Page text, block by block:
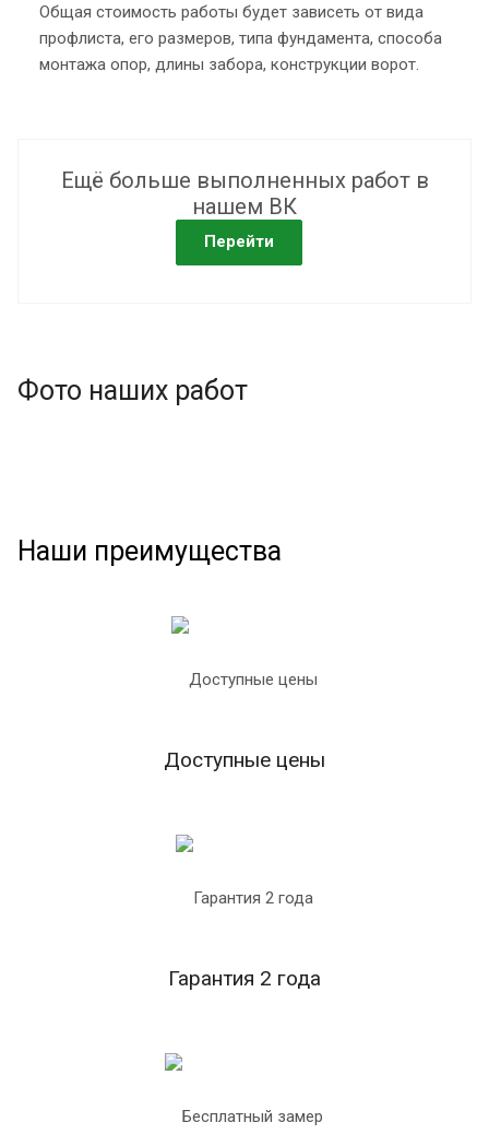
Общая стоимость работы будет зависеть от вида
профлиста, его размеров, типа фундамента, способа
монтажа опор, длины забора, конструкции ворот.
Ещё больше выполненных работ в
нашем ВК
Перейти
Фото наших работ
Наши преимущества
Доступные цены
Гарантия 2 года